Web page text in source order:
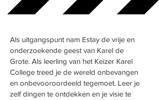
Als uitgangspunt nam Estay de vrije en
onderzoekende geest van Karel de
Grote. Als leerling van het Keizer Karel
College treed je de wereld onbevangen
en onbevooroordeeld tegemoet. Leer je
zelf dingen te ontdekken en je visie te